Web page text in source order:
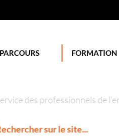
FORMATION
des professionnels de